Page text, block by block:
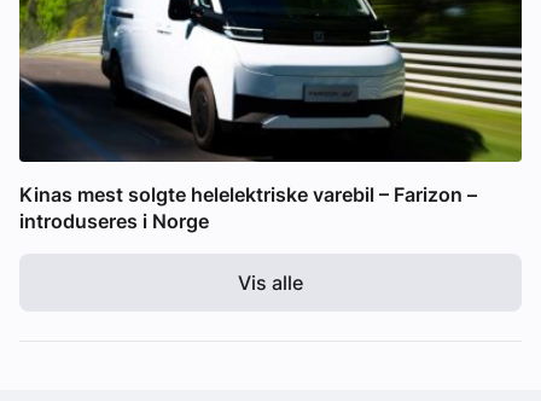
Kinas mest solgte helelektriske varebil – Farizon –
introduseres i Norge
Vis alle